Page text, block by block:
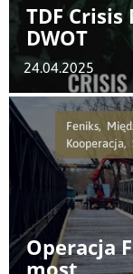
TDF
DWOT
24.04.2025
Feniks,
Kooperacja,
Operacja